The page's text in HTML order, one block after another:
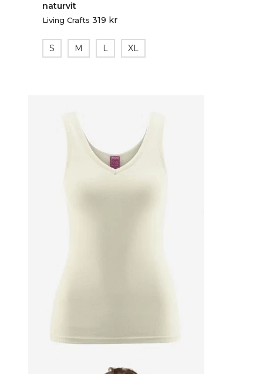
naturvit
Living Crafts 319 kr
S M L XL